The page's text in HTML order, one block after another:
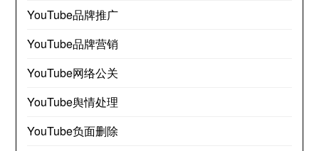
YouTube品牌推广
YouTube品牌营销
YouTube网络公关
YouTube舆情处理
YouTube负面删除